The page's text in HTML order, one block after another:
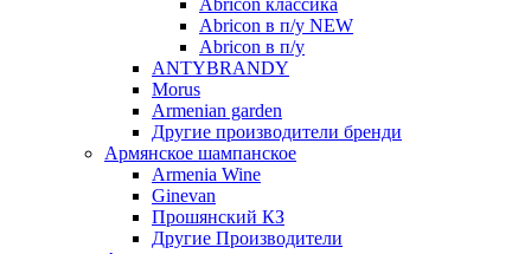
Abricon классика
Abricon в п/у NEW
Abricon в п/у
ANTYBRANDY
Morus
Armenian garden
Другие производители бренди
Армянское шампанское
Armenia Wine
Ginevan
Прошянский КЗ
Другие Производители